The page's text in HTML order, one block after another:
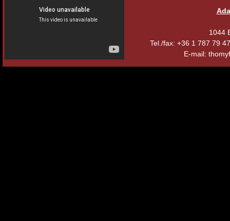
1044
Tel./fax: +36 1 787 79
E-mail: